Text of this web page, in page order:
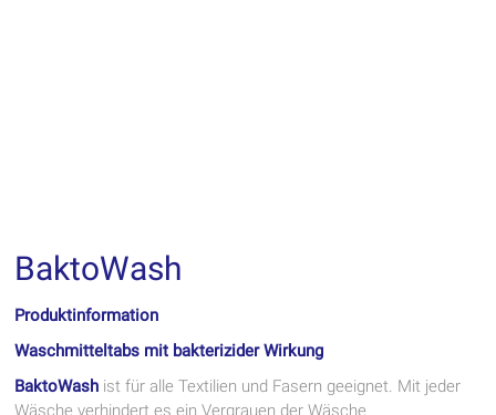
BaktoWash
Produktinformation
Waschmitteltabs mit bakterizider Wirkung
BaktoWash ist für alle Textilien und Fasern geeignet. Mit jeder